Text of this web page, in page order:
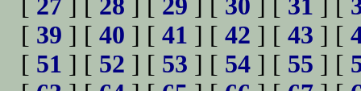
[ 27 ] [ 28 ] [ 29 ] [ 30 ] [ 31 ] [
[ 39 ] [ 40 ] [ 41 ] [ 42 ] [ 43 ] [
[ 51 ] [ 52 ] [ 53 ] [ 54 ] [ 55 ] [